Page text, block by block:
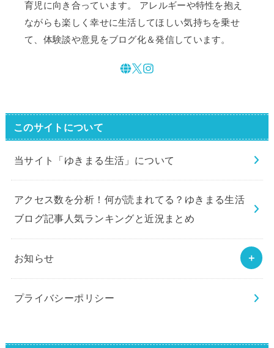
育児に向き合っています。 アレルギーや特性を抱え
ながらも楽しく幸せに生活してほしい気持ちを乗せ
て、体験談や意見をブログ化＆発信しています。
このサイトについて
当サイト「ゆきまる生活」について
アクセス数を分析！何が読まれてる？ゆきまる生活
ブログ記事人気ランキングと近況まとめ
お知らせ
プライバシーポリシー